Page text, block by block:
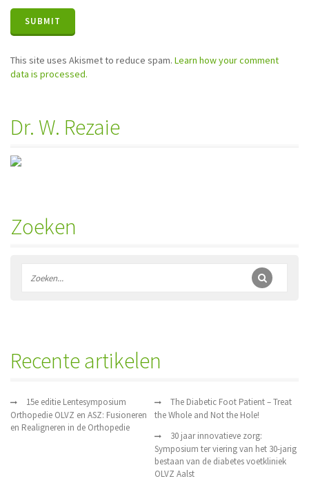
This site uses Akismet to reduce spam. Learn how your comment
data is processed.
Dr. W. Rezaie
Zoeken
Recente artikelen
15e editie Lentesymposium
Orthopedie OLVZ en ASZ: Fusioneren
en Realigneren in de Orthopedie
The Diabetic Foot Patient – Treat
the Whole and Not the Hole!
30 jaar innovatieve zorg:
Symposium ter viering van het 30-jarig
bestaan van de diabetes voetkliniek
OLVZ Aalst